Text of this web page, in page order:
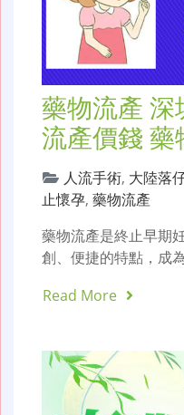
藥物流產 深
流產價錢 藥
人流手術, 大陸落
止懷孕, 藥物流產
藥物流產是終止早期
創、便捷的特點，
Read More